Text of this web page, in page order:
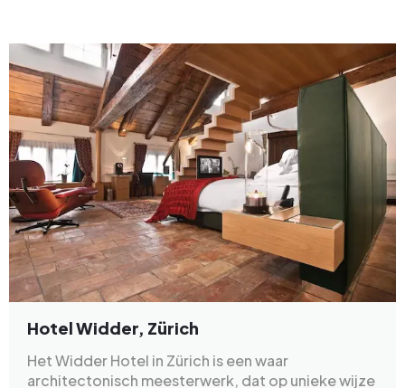
Hotel Widder, Zürich
Het Widder Hotel in Zürich is een waar
architectonisch meesterwerk, dat op unieke wijze